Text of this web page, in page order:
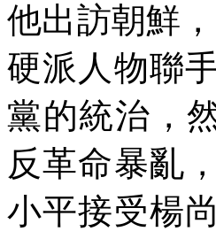
他出訪朝鮮
硬派人物聯
黨的統治，
反革命暴亂
小平接受楊